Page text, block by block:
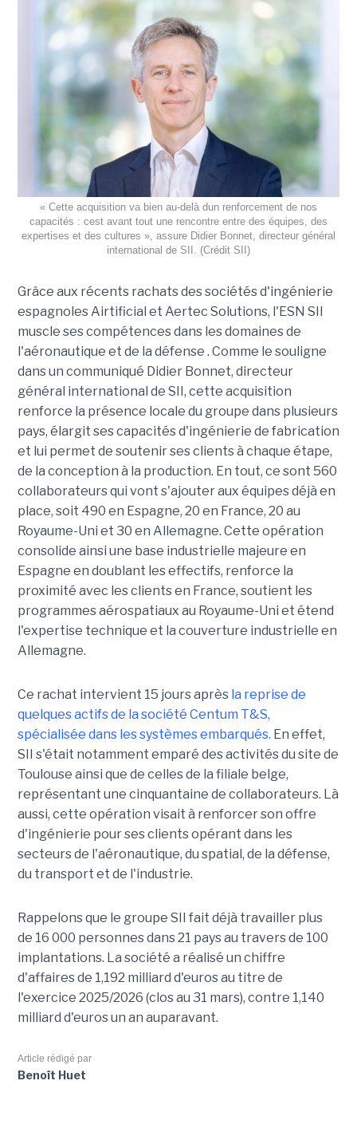
« Cette acquisition va bien au-delà dun renforcement de nos
capacités : cest avant tout une rencontre entre des équipes, des
expertises et des cultures », assure Didier Bonnet, directeur général
international de SII. (Crédit SII)
Grâce aux récents rachats des sociétés d'ingénierie
espagnoles Airtificial et Aertec Solutions, l'ESN SII
muscle ses compétences dans les domaines de
l'aéronautique et de la défense . Comme le souligne
dans un communiqué Didier Bonnet, directeur
général international de SII, cette acquisition
renforce la présence locale du groupe dans plusieurs
pays, élargit ses capacités d'ingénierie de fabrication
et lui permet de soutenir ses clients à chaque étape,
de la conception à la production. En tout, ce sont 560
collaborateurs qui vont s'ajouter aux équipes déjà en
place, soit 490 en Espagne, 20 en France, 20 au
Royaume-Uni et 30 en Allemagne. Cette opération
consolide ainsi une base industrielle majeure en
Espagne en doublant les effectifs, renforce la
proximité avec les clients en France, soutient les
programmes aérospatiaux au Royaume-Uni et étend
l'expertise technique et la couverture industrielle en
Allemagne.
Ce rachat intervient 15 jours après la reprise de
quelques actifs de la société Centum T&S,
spécialisée dans les systèmes embarqués. En effet,
SII s'était notamment emparé des activités du site de
Toulouse ainsi que de celles de la filiale belge,
représentant une cinquantaine de collaborateurs. Là
aussi, cette opération visait à renforcer son offre
d'ingénierie pour ses clients opérant dans les
secteurs de l'aéronautique, du spatial, de la défense,
du transport et de l'industrie.
Rappelons que le groupe SII fait déjà travailler plus
de 16 000 personnes dans 21 pays au travers de 100
implantations. La société a réalisé un chiffre
d'affaires de 1,192 milliard d'euros au titre de
l'exercice 2025/2026 (clos au 31 mars), contre 1,140
milliard d'euros un an auparavant.
Article rédigé par
Benoît Huet